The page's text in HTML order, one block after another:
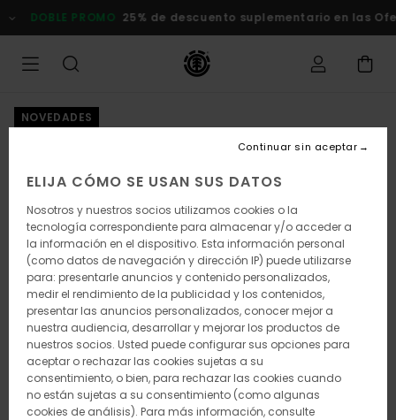
la
DOBLE PROMO 25% de descuento suplementario en las
NOVEDADES
ELIJA CÓMO SE USAN SUS DATOS
Nosotros y nuestros socios utilizamos cookies o la
tecnología correspondiente para almacenar y/o acceder a
la información en el dispositivo. Esta información personal
(como datos de navegación y dirección IP) puede utilizarse
para: presentarle anuncios y contenido personalizados,
medir el rendimiento de la publicidad y los contenidos,
presentar las anuncios personalizados, conocer mejor a
nuestra audiencia, desarrollar y mejorar los productos de
nuestros socios. Usted puede configurar sus opciones para
aceptar o rechazar las cookies sujetas a su
consentimiento, o bien, para rechazar las cookies cuando
no están sujetas a su consentimiento (como algunas
cookies de análisis). Para más información, consulte
Continuar sin aceptar